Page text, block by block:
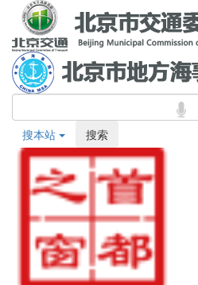
搜本站 搜索